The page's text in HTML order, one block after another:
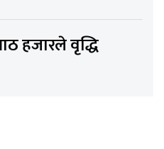
हजारले वृद्धि